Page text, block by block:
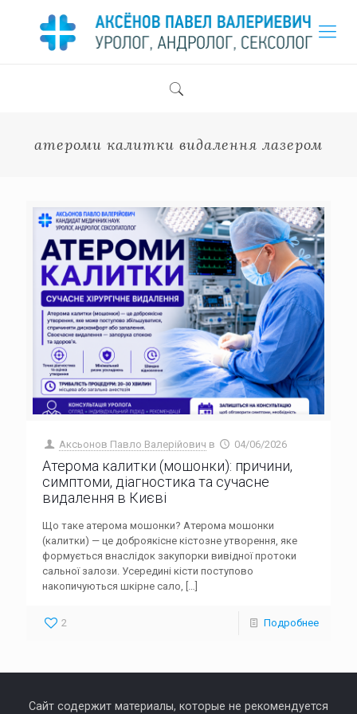
атероми калитки видалення лазером
Аксьонов Павло Валерійович в 04/06/2026
Атерома калитки (мошонки): причини,
симптоми, діагностика та сучасне
видалення в Києві
Що таке атерома мошонки? Атерома мошонки
(калитки) — це доброякісне кістозне утворення, яке
формується внаслідок закупорки вивідної протоки
сальної залози. Усередині кісти поступово
накопичуються шкірне сало, […]
2 Подробнее
Сайт содержит материалы, которые не рекомендуется